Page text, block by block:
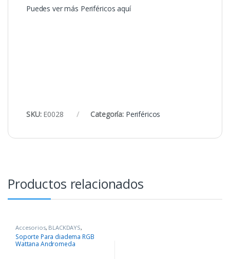
Puedes ver más Periféricos aquí
SKU: E0028 Categoría: Periféricos
Productos relacionados
Accesorios, BLACKDAYS,
COMPONENTES , Periféricos
Soporte Para diadema RGB
Wattana Andromeda